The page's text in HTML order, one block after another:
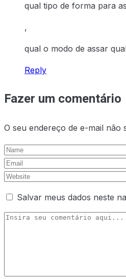
qual tipo de forma para
,
qual o modo de assar
Reply
Fazer um comentário
O seu endereço de e-mail não
Salvar meus dados neste